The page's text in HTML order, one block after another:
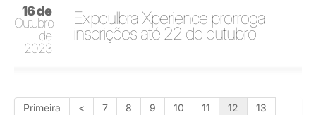
16 de
Outubro
de
2023
Expoulbra Xperience prorroga
inscrições até 22 de outubro
Primeira < 7 8 9 10 11 12
13